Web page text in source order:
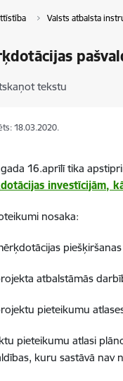
Valsts atbalsta
tekstu
18.03.2020.
16.aprīlī tika
investīcijām,
nosaka:
piešķiršanas
atbalstāmās
pieteikumu
pieteikumu atlasi
kuru sastāvā nav